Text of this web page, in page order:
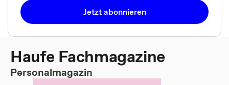
Jetzt abonnieren
Haufe Fachmagazine
Personalmagazin